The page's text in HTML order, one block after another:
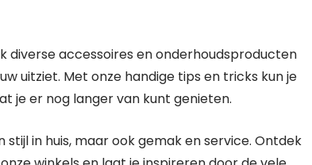
diverse accessoires en onderhoudsproducten
uitziet. Met onze handige tips en tricks kun je
je er nog langer van kunt genieten.
in huis, maar ook gemak en service. Ontdek